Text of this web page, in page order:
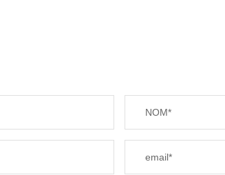
NOM*
email*